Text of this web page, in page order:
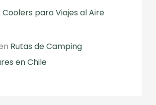
Coolers para Viajes al Aire
Rutas de Camping
en Chile